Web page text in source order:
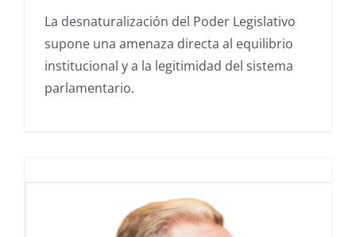
La desnaturalización del Poder Legislativo
supone una amenaza directa al equilibrio
institucional y a la legitimidad del sistema
parlamentario.